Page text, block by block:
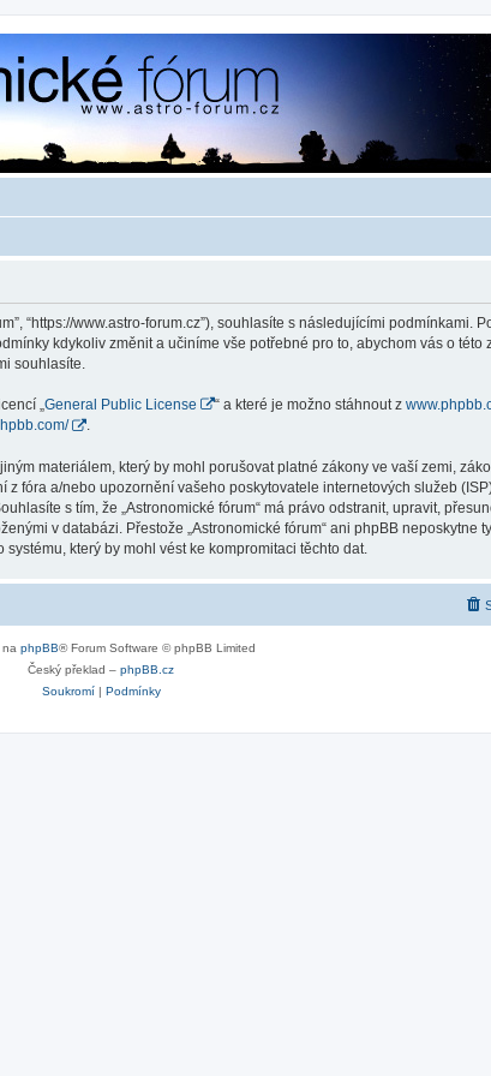
“https://www.astro-forum.cz”), souhlasíte s následujícími
kdykoliv změnit a učiníme vše potřebné pro to, abychom vás o
souhlasíte.
„General Public License “ a které je možno stáhnout z
.
materiálem, který by mohl porušovat platné zákony ve vaší zemi,
fóra a/nebo upozornění vašeho poskytovatele internetových služeb
s tím, že „Astronomické fórum“ má právo odstranit, upravit,
v databázi. Přestože „Astronomické fórum“ ani phpBB neposkytne
který by mohl vést ke kompromitaci těchto dat.
phpBB® Forum Software © phpBB Limited
Český překlad – phpBB.cz
Soukromí| Podmínky